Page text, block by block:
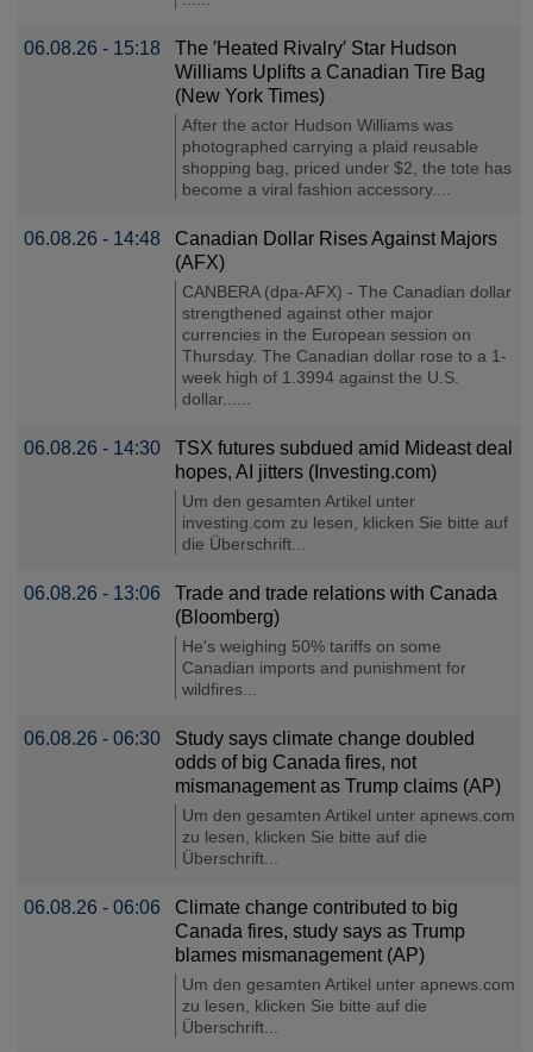
06.08.26 - 15:18
The ′Heated Rivalry′ Star Hudson
Williams Uplifts a Canadian Tire Bag
(New York Times)
After the actor Hudson Williams was
photographed carrying a plaid reusable
shopping bag, priced under $2, the tote has
become a viral fashion accessory....
06.08.26 - 14:48
Canadian Dollar Rises Against Majors
(AFX)
CANBERA (dpa-AFX) - The Canadian dollar
strengthened against other major
currencies in the European session on
Thursday. The Canadian dollar rose to a 1-
week high of 1.3994 against the U.S.
dollar......
06.08.26 - 14:30
TSX futures subdued amid Mideast deal
hopes, AI jitters (Investing.com)
Um den gesamten Artikel unter
investing.com zu lesen, klicken Sie bitte auf
die Überschrift...
06.08.26 - 13:06
Trade and trade relations with Canada
(Bloomberg)
He's weighing 50% tariffs on some
Canadian imports and punishment for
wildfires...
06.08.26 - 06:30
Study says climate change doubled
odds of big Canada fires, not
mismanagement as Trump claims (AP)
Um den gesamten Artikel unter apnews.com
zu lesen, klicken Sie bitte auf die
Überschrift...
06.08.26 - 06:06
Climate change contributed to big
Canada fires, study says as Trump
blames mismanagement (AP)
Um den gesamten Artikel unter apnews.com
zu lesen, klicken Sie bitte auf die
Überschrift...